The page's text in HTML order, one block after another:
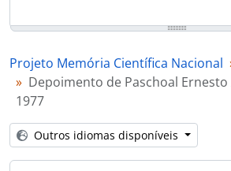
Projeto Memória Científica Nacional
Depoimento de Paschoal Ernesto
1977
Outros idiomas disponíveis